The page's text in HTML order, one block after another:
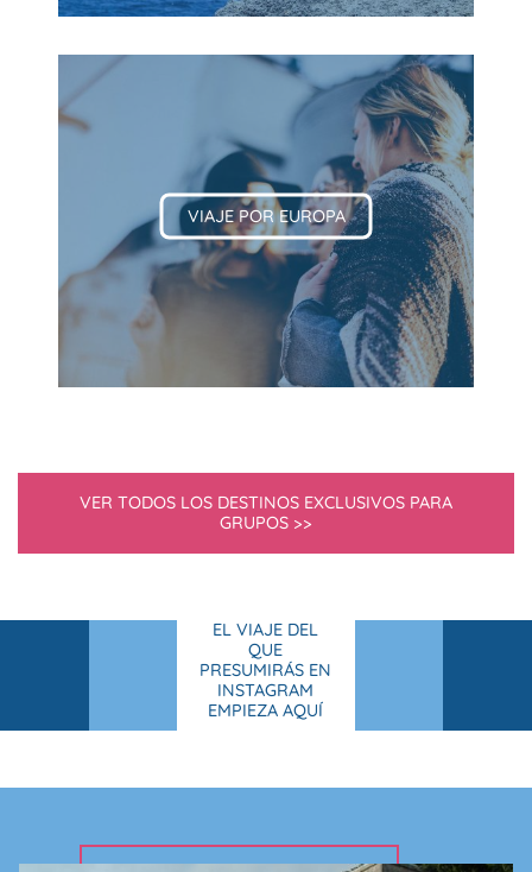
VIAJE POR EUROPA
VER TODOS LOS DESTINOS EXCLUSIVOS PARA
GRUPOS >>
EL VIAJE DEL
QUE
PRESUMIRÁS EN
INSTAGRAM
EMPIEZA AQUÍ